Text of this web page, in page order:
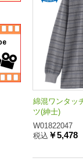
綿混ワンタッ
ツ(紳士)
W01822047
税込 ￥5,478